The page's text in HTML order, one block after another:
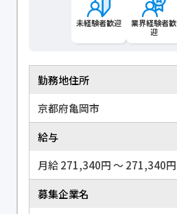
未経験者歓迎
業界経験者歓
迎
勤務地住所
京都府亀岡市
給与
月給 271,340円 〜 271,340円
募集企業名